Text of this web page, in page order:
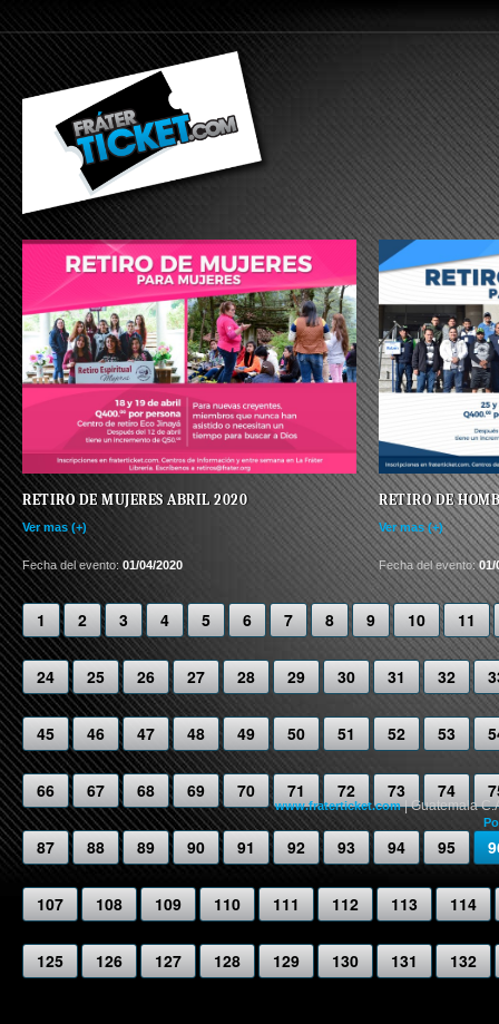
RETIRO DE MUJERES ABRIL 2020
Ver mas (+)
Fecha del evento: 01/04/2020
RETIRO DE
Ver mas (+)
Fecha del evento:01/
1 2 3 4 5 6 7 8 9 10 11
24 25 26 27 28 29 30 31 32
45 46 47 48 49 50 51 52 53
66 67 68 69 70 71 72 73 74
87 88 89 90 91 92 93 94 95
107 108 109 110 111 112 113 114
125 126 127 128 129 130 131 132
www.fraterticket.com | Guatemala